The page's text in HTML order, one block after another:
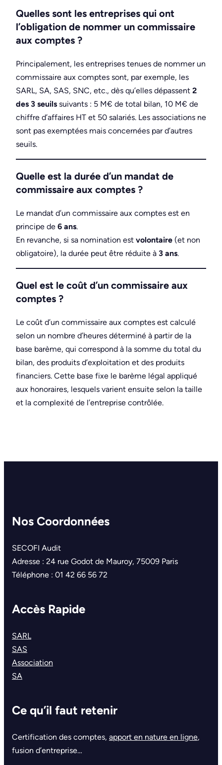
Quelles sont les entreprises qui ont
l’obligation de nommer un commissaire
aux comptes ?
Principalement, les entreprises tenues de nommer un
commissaire aux comptes sont, par exemple, les
SARL, SA, SAS, SNC, etc., dès qu’elles dépassent 2
des 3 seuils suivants : 5 M€ de total bilan, 10 M€ de
chiffre d’affaires HT et 50 salariés. Les associations ne
sont pas exemptées mais concernées par d’autres
seuils.
Quelle est la durée d’un mandat de
commissaire aux comptes ?
Le mandat d’un commissaire aux comptes est en
principe de 6 ans.
En revanche, si sa nomination est volontaire (et non
obligatoire), la durée peut être réduite à 3 ans.
Quel est le coût d’un commissaire aux
comptes ?
Le coût d’un commissaire aux comptes est calculé
selon un nombre d’heures déterminé à partir de la
base barème, qui correspond à la somme du total du
bilan, des produits d’exploitation et des produits
financiers. Cette base fixe le barème légal appliqué
aux honoraires, lesquels varient ensuite selon la taille
et la complexité de l’entreprise contrôlée.
Nos Coordonnées
SECOFI Audit
Adresse : 24 rue Godot de Mauroy, 75009 Paris
Téléphone : 01 42 66 56 72
Accès Rapide
SARL
SAS
Association
SA
Ce qu’il faut retenir
Certification des comptes, apport en nature en ligne,
fusion d’entreprise…